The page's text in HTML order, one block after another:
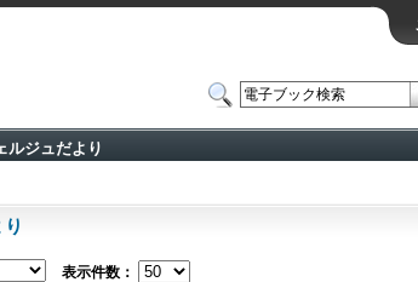
ルジュだより
表示件数：